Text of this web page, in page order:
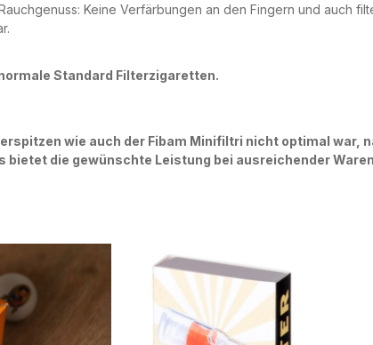
Keine Verfärbungen an den Fingern und auch
Standard Filterzigaretten.
wie auch der Fibam Minifiltri nicht optimal war,
bietet die gewünschte Leistung bei ausreichender